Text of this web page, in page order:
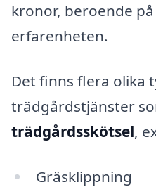
kronor, beroende
erfarenheten.
Det finns flera olika
trädgårdstjänster
trädgårdsskötsel,
Gräsklippning